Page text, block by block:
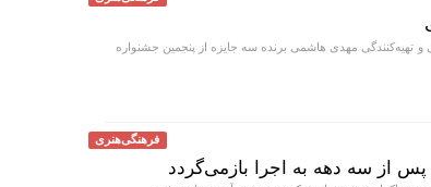
و تهیه‌کنندگی مهدی هاشمی برنده سه جایزه از پنجمین جشنواره
فرهنگی‌هنری
پس از سه دهه به اجرا بازمی‌گردد